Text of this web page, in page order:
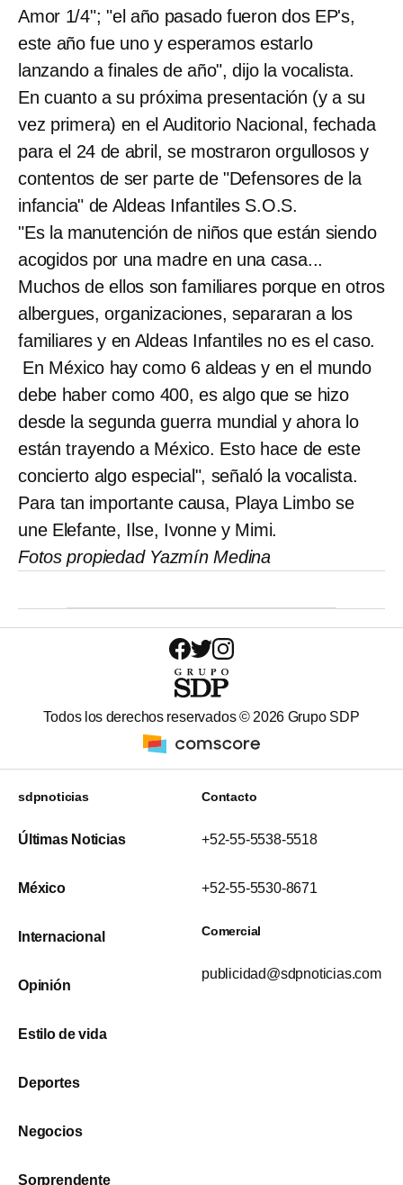
Amor 1/4"; "el año pasado fueron dos EP's,
este año fue uno y esperamos estarlo
lanzando a finales de año", dijo la vocalista.
En cuanto a su próxima presentación (y a su
vez primera) en el Auditorio Nacional, fechada
para el 24 de abril, se mostraron orgullosos y
contentos de ser parte de "Defensores de la
infancia" de Aldeas Infantiles S.O.S.
"Es la manutención de niños que están siendo
acogidos por una madre en una casa...
Muchos de ellos son familiares porque en otros
albergues, organizaciones, separaran a los
familiares y en Aldeas Infantiles no es el caso.
En México hay como 6 aldeas y en el mundo
debe haber como 400, es algo que se hizo
desde la segunda guerra mundial y ahora lo
están trayendo a México. Esto hace de este
concierto algo especial", señaló la vocalista.
Para tan importante causa, Playa Limbo se
une Elefante, Ilse, Ivonne y Mimi.
Fotos propiedad Yazmín Medina
Todos los derechos reservados © 2026 Grupo SDP
sdpnoticias
Últimas Noticias
México
Internacional
Opinión
Estilo de vida
Deportes
Negocios
Sorprendente
Contacto
+52-55-5538-5518
+52-55-5530-8671
Comercial
publicidad@sdpnoticias.com